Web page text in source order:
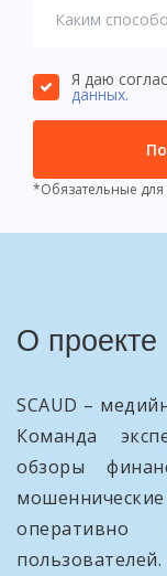
Я даю
данных.
*Обязательные
О проекте
SCAUD –
Команда
обзоры